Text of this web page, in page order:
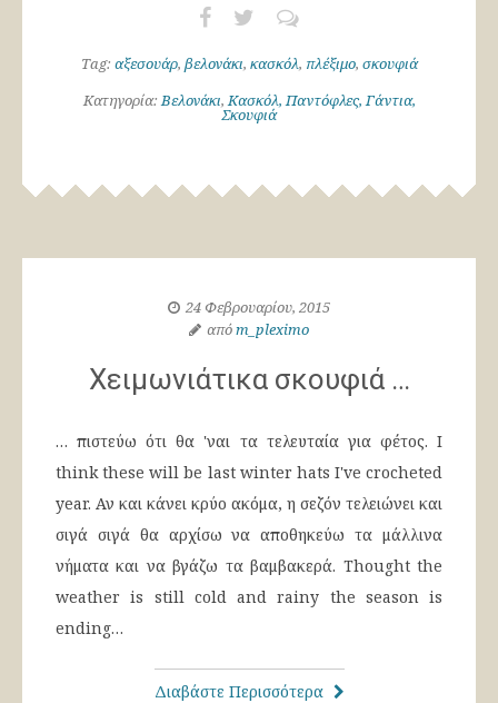
Tag: αξεσουάρ, βελονάκι, κασκόλ, πλέξιμο, σκουφιά
Κατηγορία:Βελονάκι,Κασκόλ, Παντόφλες, Γάντια,
Σκουφιά
24 Φεβρουαρίου, 2015
απόm_pleximo
Χειμωνιάτικα σκουφιά …
… πιστεύω ότι θα 'ναι τα τελευταία για φέτος. I
think these will be last winter hats I've crocheted
year. Αν και κάνει κρύο ακόμα, η σεζόν τελειώνει και
σιγά σιγά θα αρχίσω να αποθηκεύω τα μάλλινα
νήματα και να βγάζω τα βαμβακερά. Thought the
weather is still cold and rainy the season is
ending…
Διαβάστε Περισσότερα